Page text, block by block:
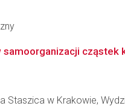
Staszica w Krakowie,